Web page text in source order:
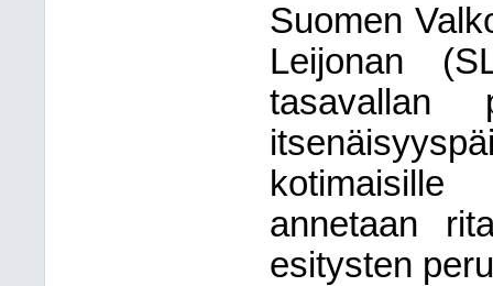
Suomen
Leijonan
tasavallan
kotimaisille
annetaan
esitysten